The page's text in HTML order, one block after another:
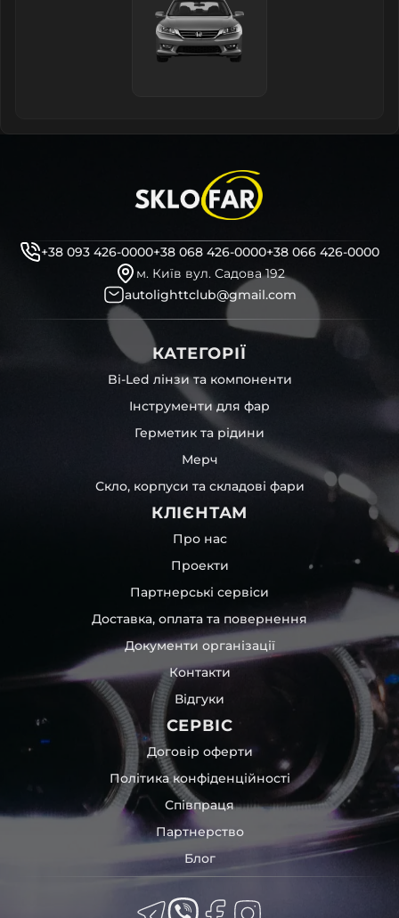
+38 093 426-0000+38 068 426-0000+38 066 426-0000
м. Київ вул. Садова 192
autolighttclub@gmail.com
КАТЕГОРІЇ
Bi-Led лінзи та компоненти
Інструменти для фар
Герметик та рідини
Мерч
Скло, корпуси та складові фари
КЛІЄНТАМ
Про нас
Проекти
Партнерські сервіси
Доставка, оплата та повернення
Документи організації
Контакти
Відгуки
СЕРВІС
Договір оферти
Політика конфіденційності
Співпраця
Партнерство
Блог